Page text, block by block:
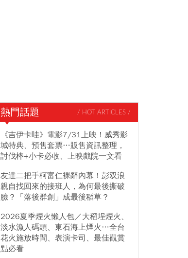
熱門話題 / HOT ARTICLES /
《吉伊卡哇》電影7/31上映！威秀影
城特典、預售套票…販售資訊整理，
討伐棒+小卡必收、上映戲院一文看
友達二把手柯富仁裸辭內幕！彭双浪
親自找回來的接班人，為何最後撕破
臉？「落後群創」成最後稻草？
2026夏季煙火懶人包／大稻埕煙火、
淡水漁人碼頭、東石海上煙火…全台
花火施放時間、表演卡司、最佳觀賞
點必看